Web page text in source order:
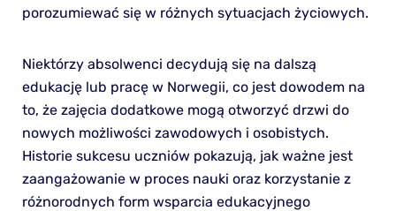
porozumiewać się w różnych sytuacjach życiowych.
Niektórzy absolwenci decydują się na dalszą
edukację lub pracę w Norwegii, co jest dowodem na
to, że zajęcia dodatkowe mogą otworzyć drzwi do
nowych możliwości zawodowych i osobistych.
Historie sukcesu uczniów pokazują, jak ważne jest
zaangażowanie w proces nauki oraz korzystanie z
różnorodnych form wsparcia edukacyjnego